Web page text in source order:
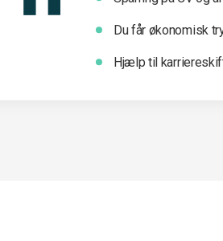
Du får økonomisk
Hjælp til